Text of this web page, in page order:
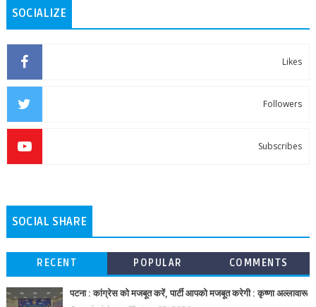
SOCIALIZE
Likes
Followers
Subscribes
SOCIAL SHARE
RECENT POPULAR COMMENTS
पटना : कांग्रेस को मजबूत करें, पार्टी आपको मजबूत करेगी : कृष्णा अल्लावारू